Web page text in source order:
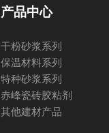
产品中心
干粉砂浆系列
保温材料系列
特种砂浆系列
赤峰瓷砖胶粘剂
其他建材产品